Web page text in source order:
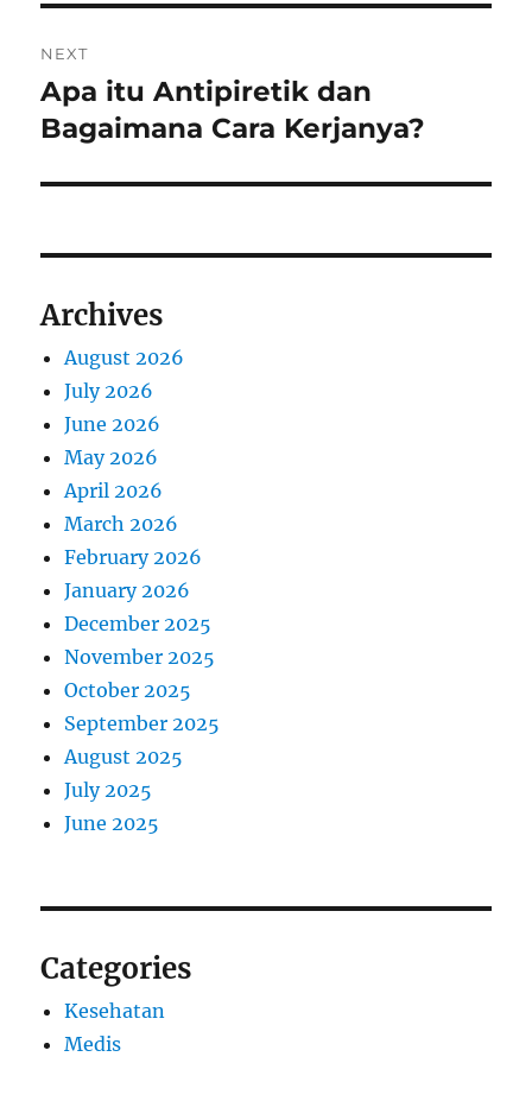
NEXT
Next
post:
Apa itu Antipiretik dan
Bagaimana Cara Kerjanya?
Archives
August 2026
July 2026
June 2026
May 2026
April 2026
March 2026
February 2026
January 2026
December 2025
November 2025
October 2025
September 2025
August 2025
July 2025
June 2025
Categories
Kesehatan
Medis